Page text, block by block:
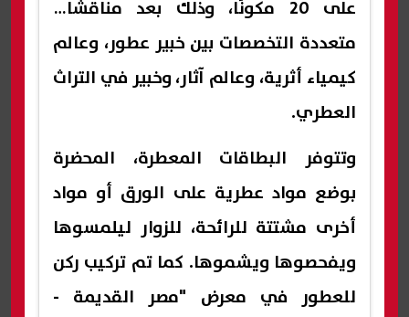
على 20 مكونًا، وذلك بعد مناقشات
متعددة التخصصات بين خبير عطور، وعالم
كيمياء أثرية، وعالم آثار، وخبير في التراث
العطري.
وتتوفر البطاقات المعطرة، المحضرة
بوضع مواد عطرية على الورق أو مواد
أخرى مشتتة للرائحة، للزوار ليلمسوها
ويفحصوها ويشموها. كما تم تركيب ركن
للعطور في معرض "مصر القديمة -